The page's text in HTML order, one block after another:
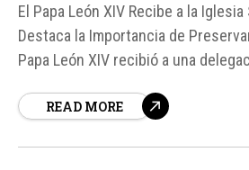
El Papa León XIV Recibe a la
Destaca la Importancia de
Papa León XIV recibió a una
convención en Europa. En este
READ MORE